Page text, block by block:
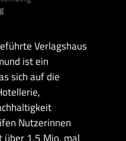
Verlagshaus
ist ein
sich auf die
Nutzerinnen